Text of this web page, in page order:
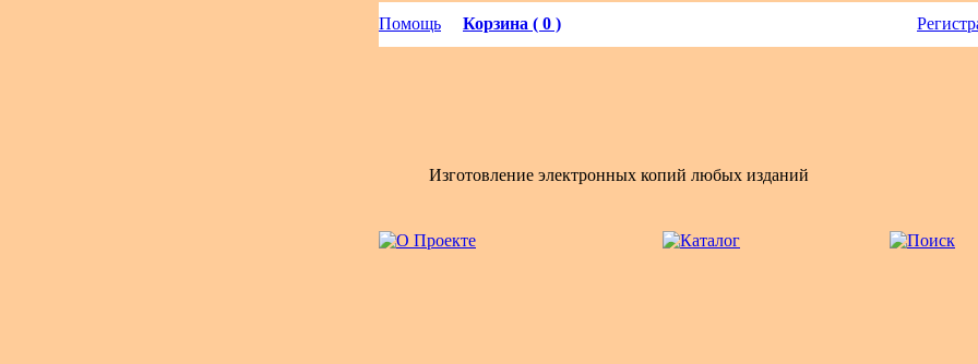
Помощь Корзина ( 0 )
Изготовление электронных копий любых изданий